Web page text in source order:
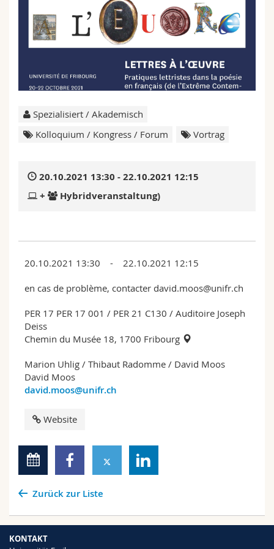
Math.-Nat. und Med. Fak.
Interfakultär
Doktorierende
Vorlesungsverzeichnis
MyUnifr
Spezialisiert / Akademisch
Kolloquium / Kongress / Forum
Vortrag
20.10.2021 13:30 - 22.10.2021 12:15
+
Hybridveranstaltung)
20.10.2021 13:30 - 22.10.2021 12:15
en cas de problème, contacter david.moos@unifr.ch
PER 17 PER 17 001 / PER 21 C130 / Auditoire Joseph
Deiss
Chemin du Musée 18, 1700 Fribourg
Marion Uhlig / Thibaut Radomme / David Moos
David Moos
david.moos@unifr.ch
Website
Zurück zur Liste
KONTAKT